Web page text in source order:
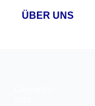
ÜBER UNS